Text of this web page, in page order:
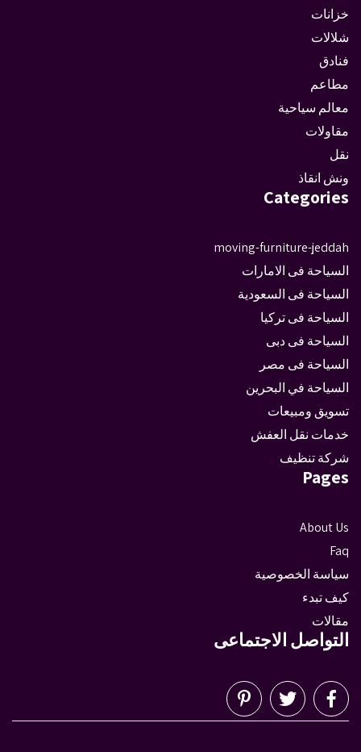
خزانات
شلالات
فنادق
مطاعم
معالم سياحية
مقاولات
نقل
ونش انقاذ
Categories
moving-furniture-jeddah
السياحة فى الامارات
السياحة فى السعودية
السياحة فى تركيا
السياحة فى دبى
السياحة فى مصر
السياحة في البحرين
تسويق ومبيعات
خدمات نقل العفش
شركة تنظيف
Pages
About Us
Faq
سياسة الخصوصية
كيف تبدء
مقالات
التواصل الاجتماعى